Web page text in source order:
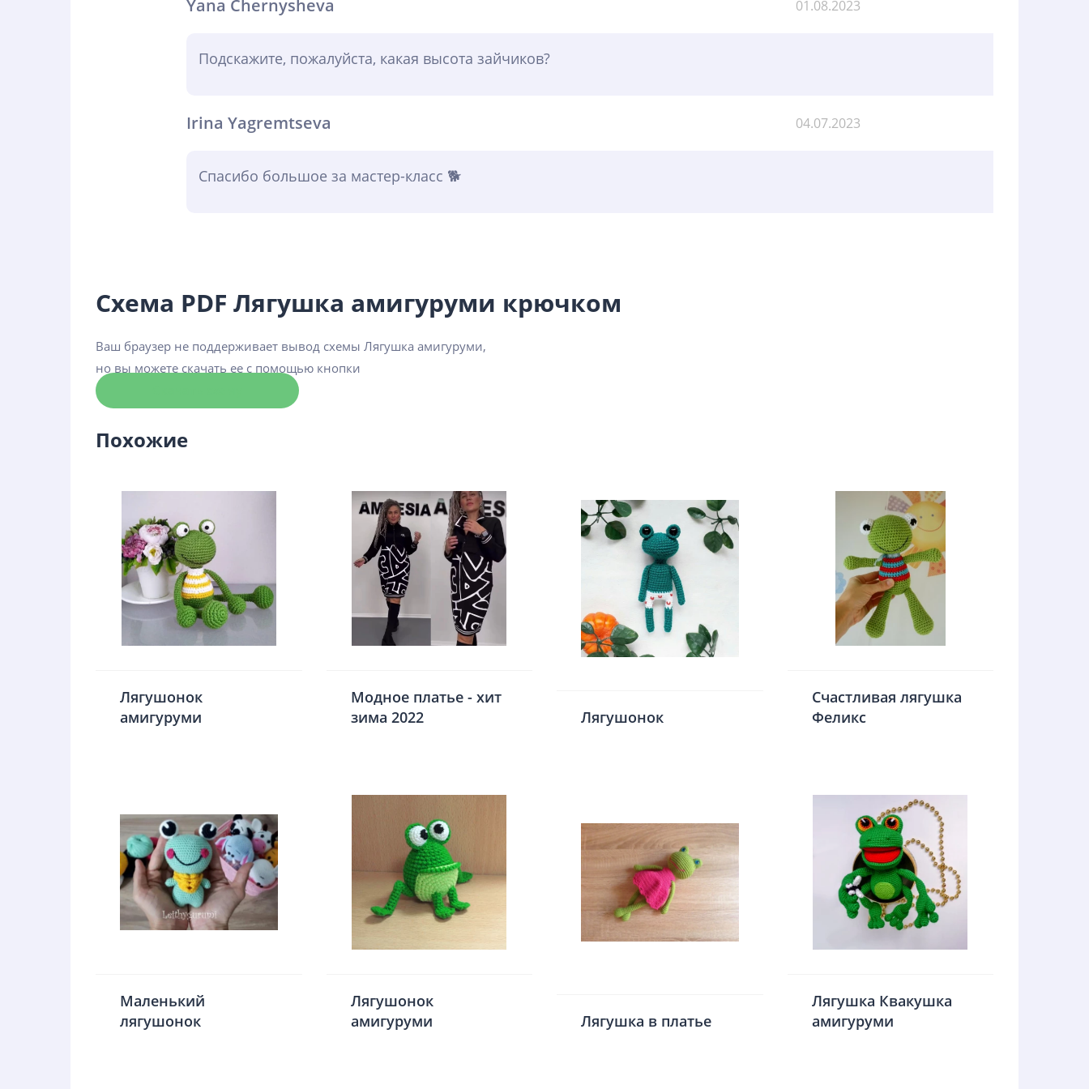
Yana Chernysheva 01.08.2023
Подскажите, пожалуйста, какая высота зайчиков?
Irina Yagremtseva 04.07.2023
Спасибо большое за мастер-класс 🐕
Схема PDF Лягушка амигуруми крючком
Ваш браузер не поддерживает вывод схемы Лягушка амигуруми,
но вы можете скачать ее с помощью кнопки
Похожие
Лягушонок
амигуруми
Модное платье - хит
зима 2022
Лягушонок
Счастливая лягушка
Феликс
Маленький
лягушонок
Лягушонок
амигуруми
Лягушка в платье
Лягушка Квакушка
амигуруми